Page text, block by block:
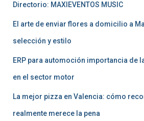
Directorio: MAXIEVENTOS MUSIC
El arte de enviar flores a domicilio a
selección y estilo
ERP para automoción importancia de
en el sector motor
La mejor pizza en Valencia: cómo
realmente merece la pena